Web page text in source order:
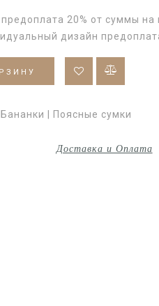
20% от суммы на
дизайн
Бананки | Поясные сумки
Доставка и Оплата